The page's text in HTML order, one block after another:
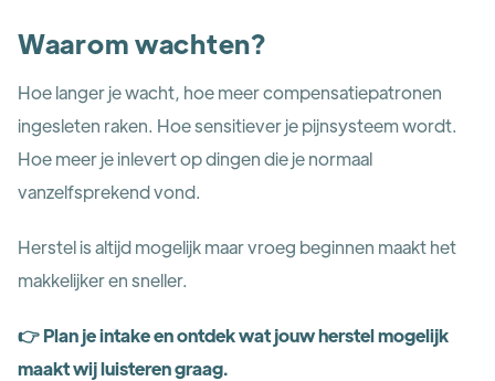
Waarom wachten?
Hoe langer je wacht, hoe meer compensatiepatronen
ingesleten raken. Hoe sensitiever je pijnsysteem wordt.
Hoe meer je inlevert op dingen die je normaal
vanzelfsprekend vond.
Herstel is altijd mogelijk maar vroeg beginnen maakt het
makkelijker en sneller.
👉 Plan je intake en ontdek wat jouw herstel mogelijk
maakt wij luisteren graag.